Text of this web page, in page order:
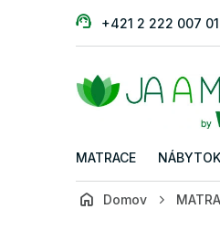
+421 2 222 007 01
MATRACE NÁBYTOK
Domov